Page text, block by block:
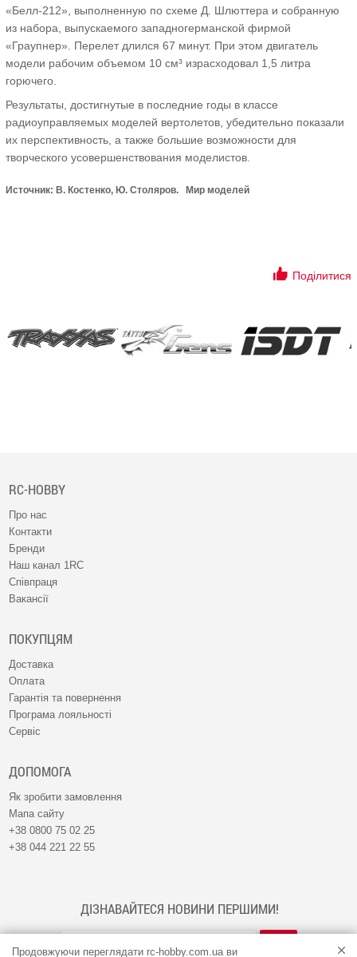
Продовжуючи переглядати rc-hobby.com.ua ви
«Белл-212», выполненную по схеме Д. Шлюттера и собранную
из набора, выпускаемого западногерманской фирмой
«Граупнер». Перелет длился 67 минут. При этом двигатель
модели рабочим объемом 10 см³ израсходовал 1,5 литра
горючего.
Результаты, достигнутые в последние годы в классе
радиоуправляемых моделей вертолетов, убедительно показали
их перспективность, а также большие возможности для
творческого усовершенствования моделистов.
Источник: В. Костенко, Ю. Столяров. Мир моделей
Поділитися
RC-HOBBY
Про нас
Контакти
Бренди
Наш канал 1RC
Співпраця
Вакансії
ПОКУПЦЯМ
Доставка
Оплата
Гарантія та повернення
Програма лояльності
Сервіс
ДОПОМОГА
Як зробити замовлення
Мапа сайту
+38 0800 75 02 25
+38 044 221 22 55
ДІЗНАВАЙТЕСЯ НОВИНИ ПЕРШИМИ!